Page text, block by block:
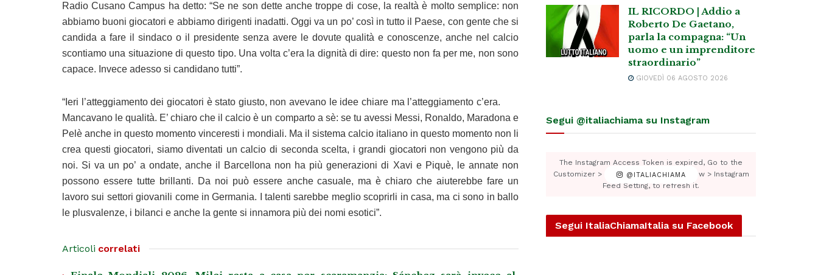
Radio Cusano Campus ha detto: “Se ne son dette anche troppe di cose, la realtà è molto semplice: non
abbiamo buoni giocatori e abbiamo dirigenti inadatti. Oggi va un po’ così in tutto il Paese, con gente che si
candida a fare il sindaco o il presidente senza avere le dovute qualità e conoscenze, anche nel calcio
scontiamo una situazione di questo tipo. Una volta c’era la dignità di dire: questo non fa per me, non sono
capace. Invece adesso si candidano tutti”.
“Ieri l’atteggiamento dei giocatori è stato giusto, non avevano le idee chiare ma l’atteggiamento c’era.
Mancavano le qualità. E’ chiaro che il calcio è un comparto a sè: se tu avessi Messi, Ronaldo, Maradona e
Pelè anche in questo momento vinceresti i mondiali. Ma il sistema calcio italiano in questo momento non li
crea questi giocatori, siamo diventati un calcio di seconda scelta, i grandi giocatori non vengono più da
noi. Si va un po’ a ondate, anche il Barcellona non ha più generazioni di Xavi e Piquè, le annate non
possono essere tutte brillanti. Da noi può essere anche casuale, ma è chiaro che aiuterebbe fare un
lavoro sui settori giovanili come in Germania. I talenti sarebbe meglio scoprirli in casa, ma ci sono in ballo
le plusvalenze, i bilanci e anche la gente si innamora più dei nomi esotici”.
Articoli correlati
IL RICORDO | Addio a
Roberto De Gaetano,
parla la compagna: “Un
uomo e un imprenditore
straordinario”
GIOVEDÌ 06 AGOSTO 2026
Segui @italiachiama su Instagram
@ITALIACHIAMA
The Instagram Access Token is expired, Go to the
Customizer > JNews : Social, Like & View > Instagram
Feed Setting, to refresh it.
Segui ItaliaChiamaItalia su Facebook